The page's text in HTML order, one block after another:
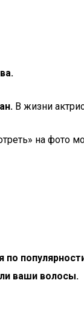
В жизни
на фото
ваши волосы.